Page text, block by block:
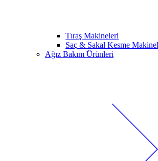
Tıraş Makineleri
Saç & Sakal Kesme
Ağız Bakım Ürünleri